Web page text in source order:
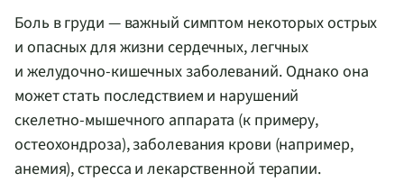
Боль в груди — важный симптом некоторых острых
и опасных для жизни сердечных, легчных
и желудочно-кишечных заболеваний. Однако она
может стать последствием и нарушений
скелетно-мышечного аппарата (к примеру,
остеохондроза), заболевания крови (например,
анемия), стресса и лекарственной терапии.